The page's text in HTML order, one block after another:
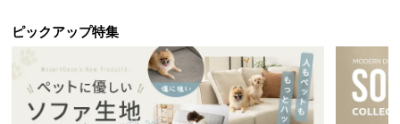
ピックアップ特集